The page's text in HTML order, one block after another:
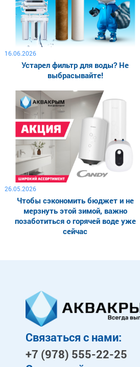
16.06.2026
Устарел фильтр для воды? Не
выбрасывайте!
26.05.2026
Чтобы сэкономить бюджет и не
мерзнуть этой зимой, важно
позаботиться о горячей воде уже
сейчас
Связаться с нами:
+7 (978) 555-22-25